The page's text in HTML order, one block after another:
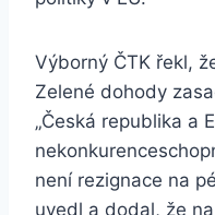
Výborný ČTK řekl,
Zelené dohody
„Česká republika a
není rezignace na
uvedl a dodal, že